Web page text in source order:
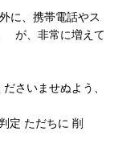
に、携帯電話やス
が、非常に増えて
さいませぬよう、
ただちに 削